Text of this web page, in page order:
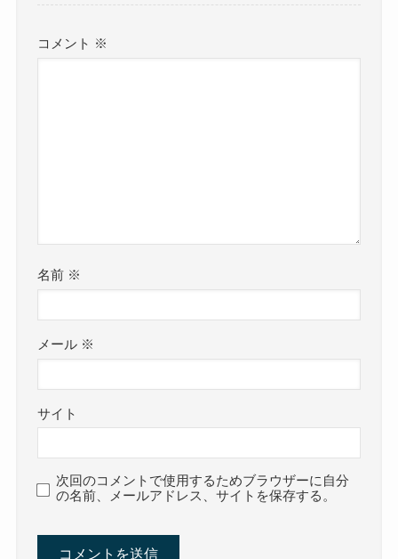
コメント ※
名前 ※
メール ※
サイト
次回のコメントで使用するためブラウザーに自分
の名前、メールアドレス、サイトを保存する。